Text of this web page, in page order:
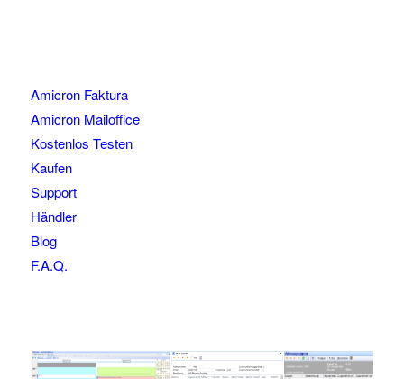
Amicron Faktura
Amicron Mailoffice
Kostenlos Testen
Kaufen
Support
Händler
Blog
F.A.Q.